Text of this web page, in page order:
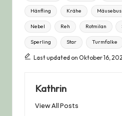
Hänfling Krähe
Nebel Reh Rotmilan
Sperling Star Turmfalke
Last updated on Oktober 16,
Kathrin
View All Posts